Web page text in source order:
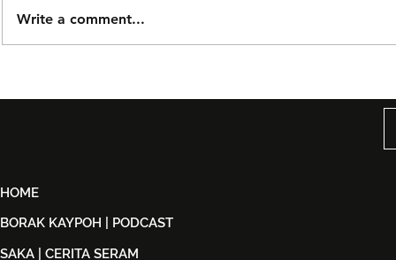
Malaysia
Write a comment...
HOME
BORAK KAYPOH | PODCAST
SAKA | CERITA SERAM